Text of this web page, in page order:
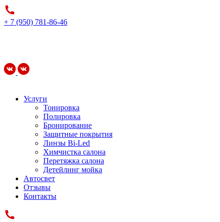
+ 7 (950) 781-86-46
Услуги
Тонировка
Полировка
Бронирование
Защитные покрытия
Линзы Bi-Led
Химчистка салона
Перетяжка салона
Детейлинг мойка
Автосвет
Отзывы
Контакты